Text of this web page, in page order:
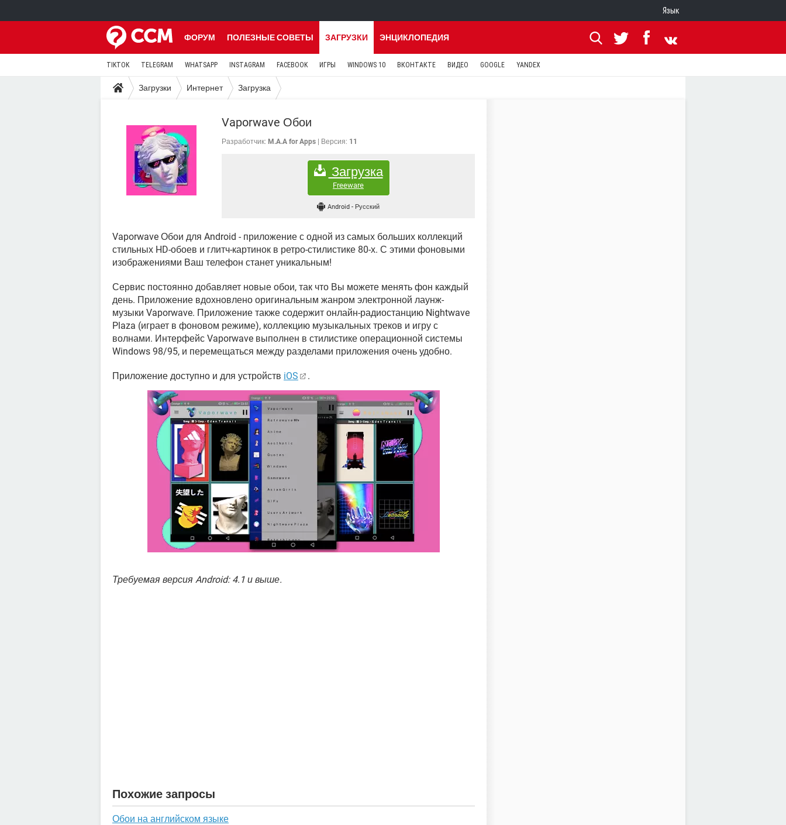
Язык
ФОРУМ ПОЛЕЗНЫЕ СОВЕТЫ ЗАГРУЗКИ ЭНЦИКЛОПЕДИЯ
TIKTOK TELEGRAM WHATSAPP INSTAGRAM FACEBOOK ИГРЫ WINDOWS 10 ВКОНТАКТЕ ВИДЕО GOOGLE YANDEX
Загрузки Интернет Загрузка
Vaporwave Обои
Разработчик: M.A.A for Apps Версия: 11
Загрузка
Freeware
Android - Русский
Vaporwave Обои для Android - приложение с одной из самых больших коллекций
стильных HD-обоев и глитч-картинок в ретро-стилистике 80-х. С этими фоновыми
изображениями Ваш телефон станет уникальным!
Сервис постоянно добавляет новые обои, так что Вы можете менять фон каждый
день. Приложение вдохновлено оригинальным жанром электронной лаунж-
музыки Vaporwave. Приложение также содержит онлайн-радиостанцию Nightwave
Plaza (играет в фоновом режиме), коллекцию музыкальных треков и игру с
волнами. Интерфейс Vaporwave выполнен в стилистике операционной системы
Windows 98/95, и перемещаться между разделами приложения очень удобно.
Приложение доступно и для устройств iOS .
Требуемая версия Android: 4.1 и выше.
Похожие запросы
Обои на английском языке